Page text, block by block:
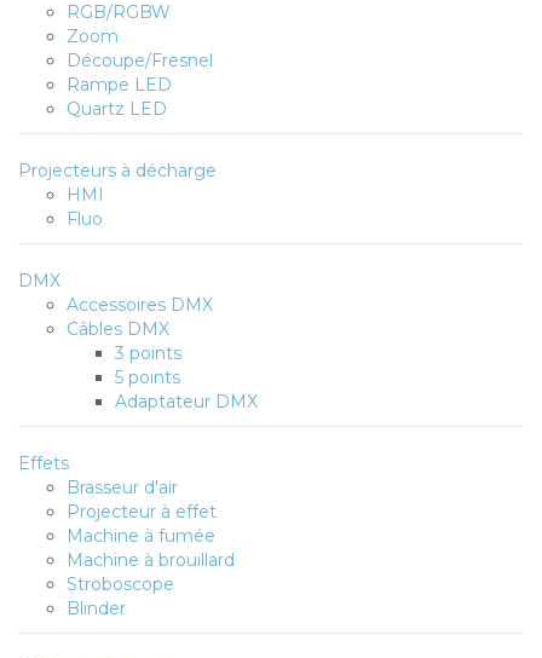
RGB/RGBW
Zoom
Découpe/Fresnel
Rampe LED
Quartz LED
Projecteurs à décharge
HMI
Fluo
DMX
Accessoires DMX
Câbles DMX
3 points
5 points
Adaptateur DMX
Effets
Brasseur d'air
Projecteur à effet
Machine à fumée
Machine à brouillard
Stroboscope
Blinder